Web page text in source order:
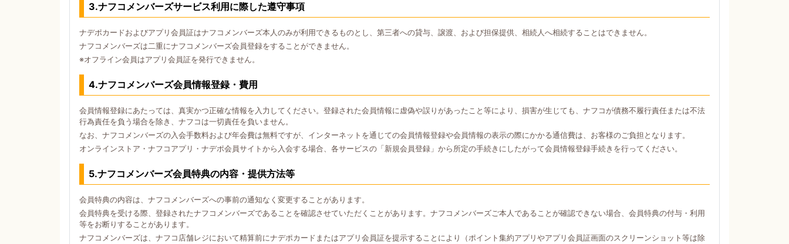
3.ナフコメンバーズサービス利用に際した遵守事項
ナデポカードおよびアプリ会員証はナフコメンバーズ本人のみが利用できるものとし、第三者への貸与、譲渡、および担保提供、相続人へ相続することはできません。
ナフコメンバーズは二重にナフコメンバーズ会員登録をすることができません。
※オフライン会員はアプリ会員証を発行できません。
4.ナフコメンバーズ会員情報登録・費用
会員情報登録にあたっては、真実かつ正確な情報を入力してください。登録された会員情報に虚偽や誤りがあったこと等により、損害が生じても、ナフコが債務不履行責任または不法
行為責任を負う場合を除き、ナフコは一切責任を負いません。
なお、ナフコメンバーズの入会手数料および年会費は無料ですが、インターネットを通じての会員情報登録や会員情報の表示の際にかかる通信費は、お客様のご負担となります。
オンラインストア・ナフコアプリ・ナデポ会員サイトから入会する場合、各サービスの「新規会員登録」から所定の手続きにしたがって会員情報登録手続きを行ってください。
5.ナフコメンバーズ会員特典の内容・提供方法等
会員特典の内容は、ナフコメンバーズへの事前の通知なく変更することがあります。
会員特典を受ける際、登録されたナフコメンバーズであることを確認させていただくことがあります。ナフコメンバーズご本人であることが確認できない場合、会員特典の付与・利用
等をお断りすることがあります。
ナフコメンバーズは、ナフコ店舗レジにおいて精算前にナデポカードまたはアプリ会員証を提示することにより（ポイント集約アプリやアプリ会員証画面のスクリーンショット等は除